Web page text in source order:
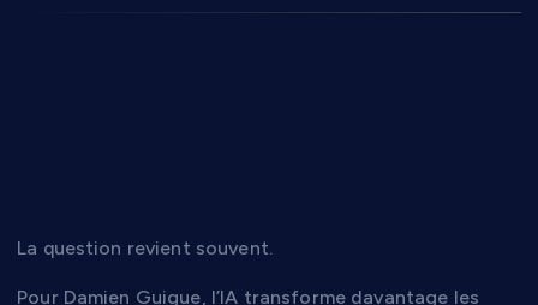
La question revient souvent.
Pour Damien Guigue, l’IA transforme davantage les